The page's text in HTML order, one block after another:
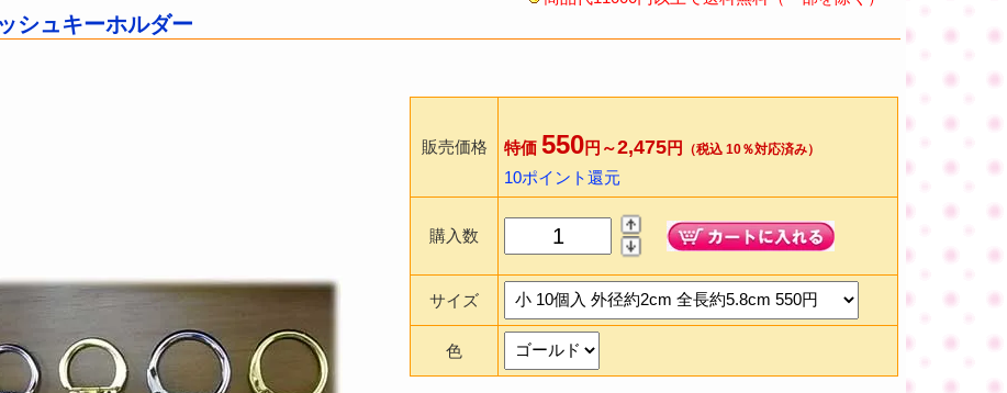
シュキーホルダー
販売価格 特価 550円～2,475円 （税込 10％対応済み）
10ポイント還元
購入数
サイズ
色